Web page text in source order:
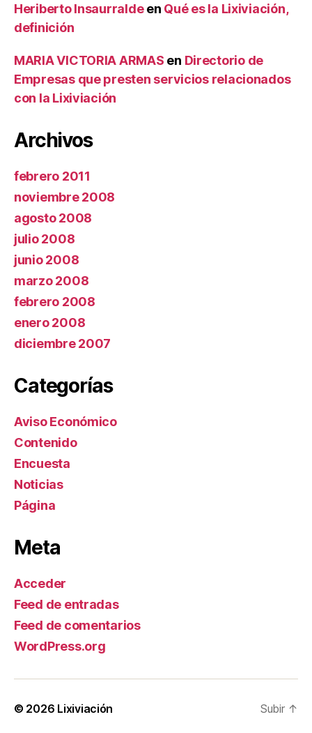
Heriberto Insaurraldeen Qué es la Lixiviación,
definición
MARIA VICTORIA ARMAS en Directorio de
Empresas que presten servicios relacionados
con la Lixiviación
Archivos
febrero 2011
noviembre 2008
agosto 2008
julio 2008
junio 2008
marzo 2008
febrero 2008
enero 2008
diciembre 2007
Categorías
Aviso Económico
Contenido
Encuesta
Noticias
Página
Meta
Acceder
Feed de entradas
Feed de comentarios
WordPress.org
© 2026 Lixiviación Subir ↑